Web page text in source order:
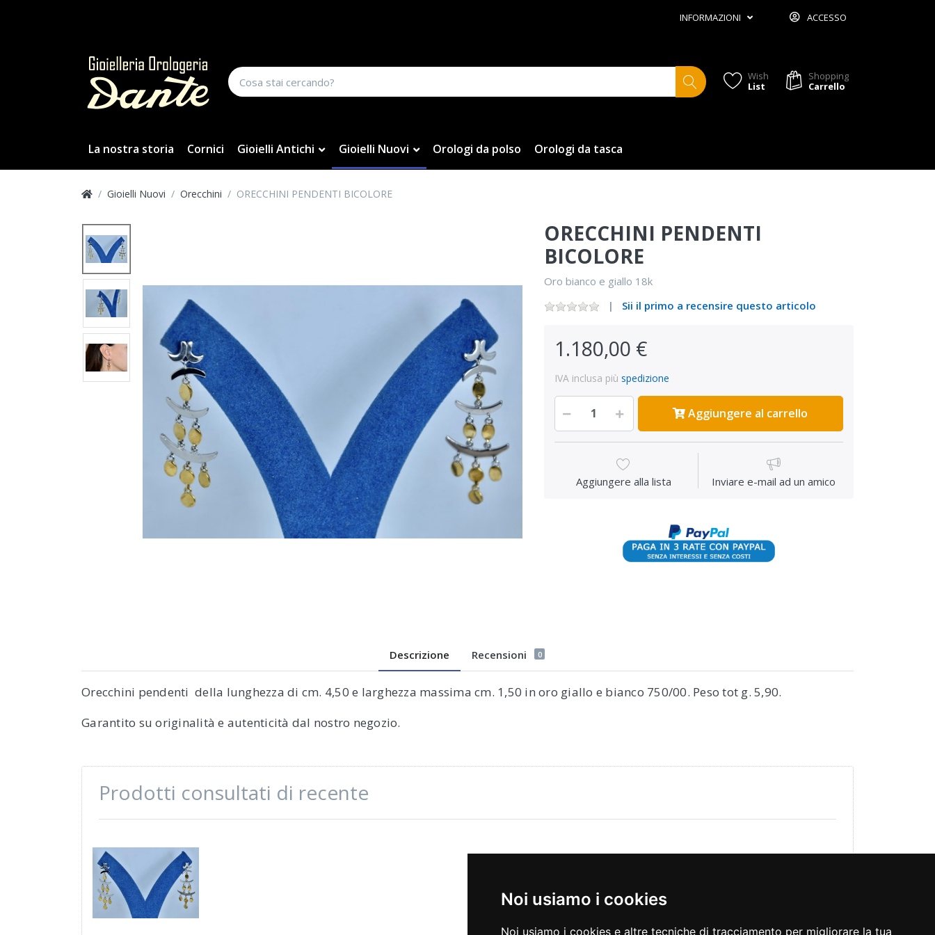
Noi usiamo i cookies
Noi usiamo i cookies e altre tecniche di tracciamento per migliorare la tua
INFORMAZIONI ACCESSO
Wish
List
Shopping
Carrello
La nostra storia Cornici Gioielli Antichi Gioielli Nuovi Orologi da polso Orologi da tasca
Gioielli Nuovi Orecchini ORECCHINI PENDENTI BICOLORE
ORECCHINI PENDENTI
BICOLORE
Oro bianco e giallo 18k
Sii il primo a recensire questo articolo
1.180,00 €
IVA inclusa più spedizione
Aggiungere al carrello
Aggiungere alla lista Inviare e-mail ad un amico
Descrizione Recensioni 0
Orecchini pendenti della lunghezza di cm. 4,50 e larghezza massima cm. 1,50 in oro giallo e bianco 750/00. Peso tot g. 5,90.
Garantito su originalità e autenticità dal nostro negozio.
Prodotti consultati di recente